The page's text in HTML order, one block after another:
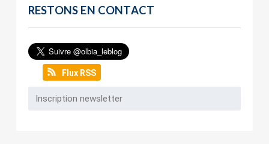
RESTONS EN CONTACT
Flux RSS